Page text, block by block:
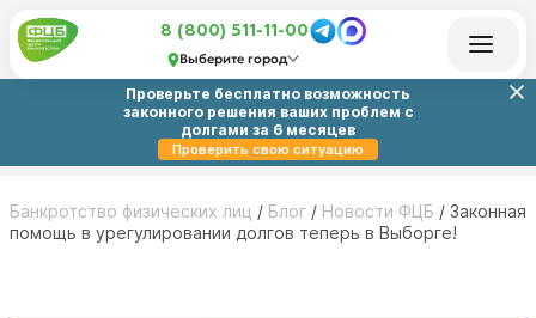
8 (800) 511-11-00
Выберите город
Проверьте бесплатно возможность
законного решения ваших проблем с
долгами за 6 месяцев
Проверить свою ситуацию
Банкротство физических лиц / Блог / Новости ФЦБ / Законная
помощь в урегулировании долгов теперь в Выборге!